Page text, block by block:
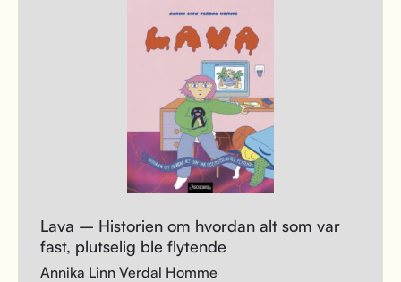
Lava – Historien om hvordan alt som var
fast, plutselig ble flytende
Annika Linn Verdal Homme